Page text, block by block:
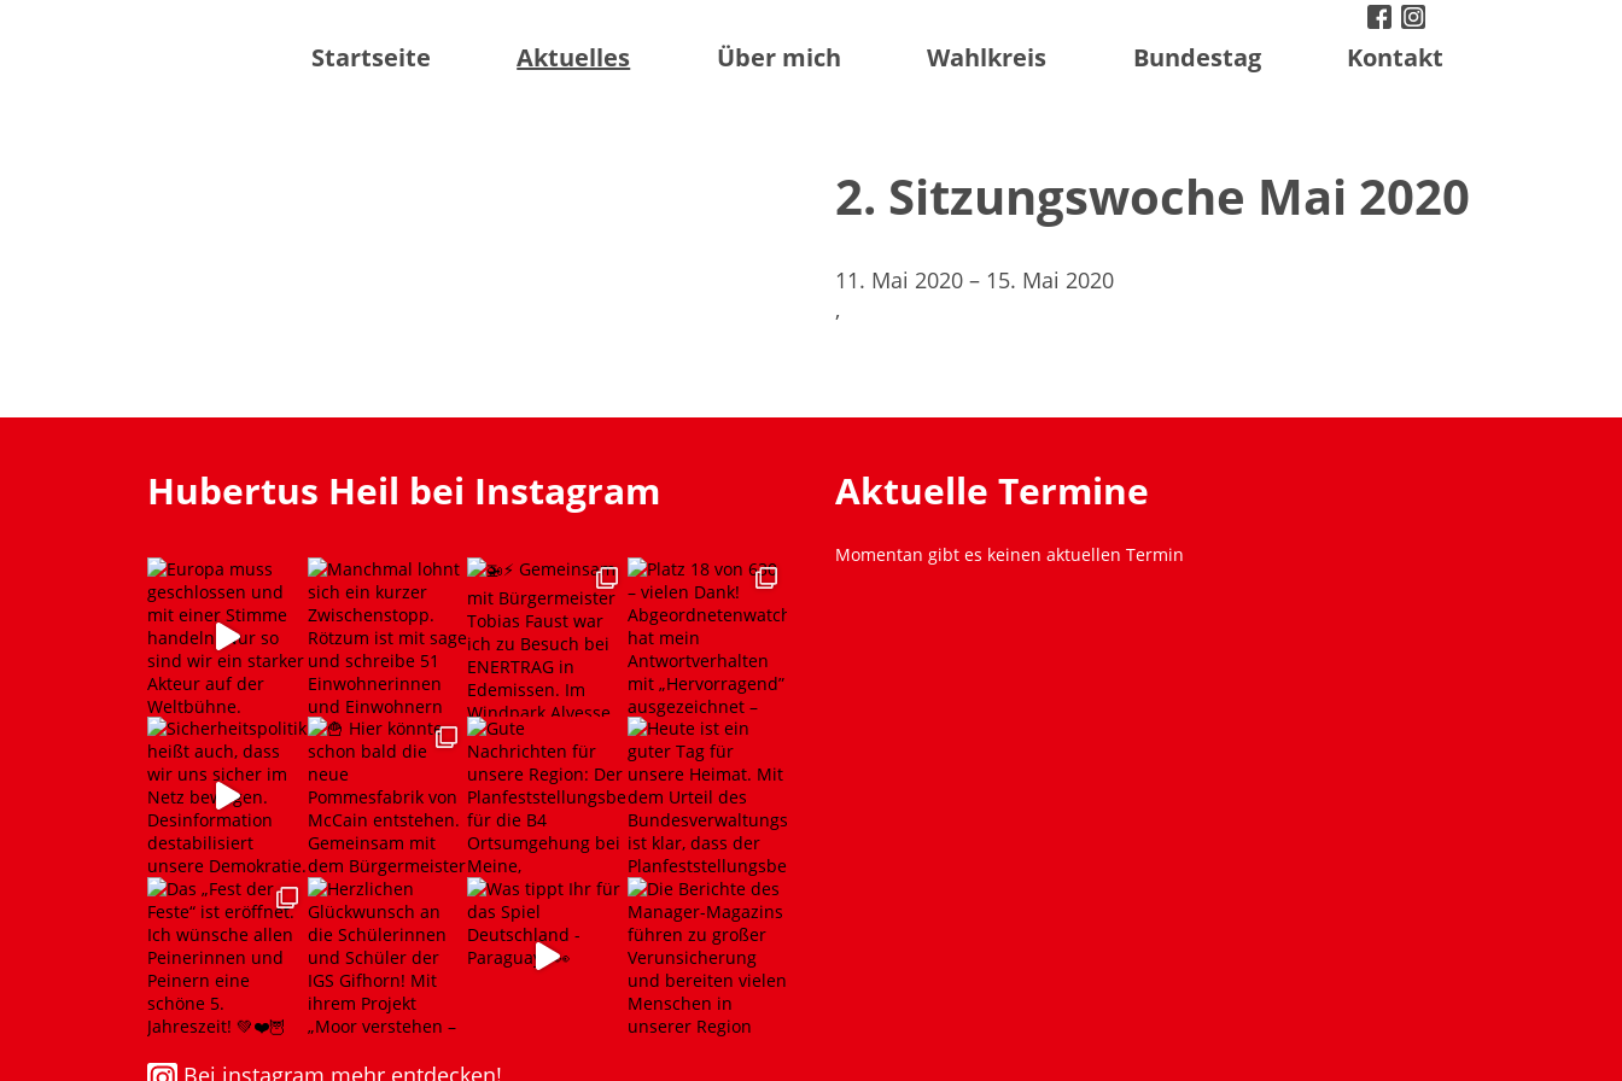
facebookinstagram
Startseite Aktuelles Über mich Wahlkreis Bundestag Kontakt
2. Sitzungswoche Mai 2020
11. Mai 2020 – 15. Mai 2020
,
Hubertus Heil bei Instagram
Bei instagram mehr entdecken!
Aktuelle Termine
Momentan gibt es keinen aktuellen Termin